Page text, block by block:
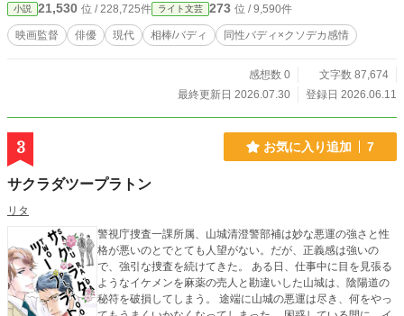
小説 21,530 位 / 228,725件 ライト文芸 273 位 / 9,590件
映画監督 俳優 現代 相棒/バディ 同性バディ×クソデカ感情
感想数 0
文字数 87,674
最終更新日 2026.07.30
登録日 2026.06.11
3 お気に入り追加 7
サクラダツープラトン
リタ
警視庁捜査一課所属、山城清澄警部補は妙な悪運の強さと性
格が悪いのとでとても人望がない。だが、正義感は強いの
で、強引な捜査を続けてきた。 ある日、仕事中に目を見張る
ようなイケメンを麻薬の売人と勘違いした山城は、陰陽道の
秘符を破損してしまう。 途端に山城の悪運は尽き、何をやっ